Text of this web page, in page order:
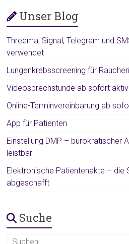
Unser Blog
Threema, Signal, Telegram und
verwendet
Lungenkrebsscreening für
Videosprechstunde ab sofort aktiv
Online-Terminvereinbarung ab
App für Patienten
Einstellung DMP – bürokratischer
leistbar
Elektronische Patientenakte – die
abgeschafft
Suche